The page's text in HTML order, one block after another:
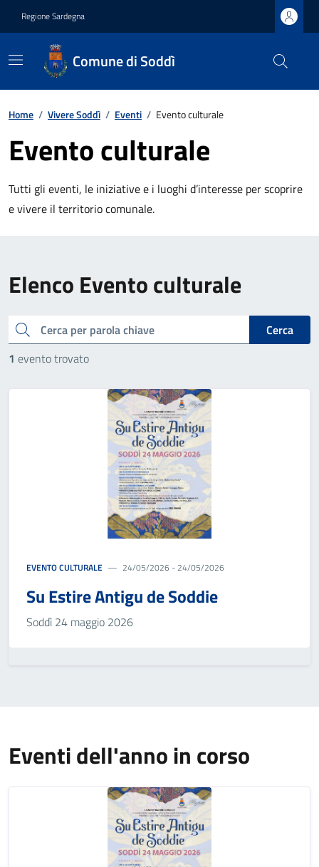
Regione Sardegna
Comune di Soddì
Home / Vivere Soddì / Eventi / Evento culturale
Evento culturale
Tutti gli eventi, le iniziative e i luoghi d’interesse per scoprire
e vivere il territorio comunale.
Elenco Evento culturale
cerca
Cerca
1 evento trovato
EVENTO CULTURALE 24/05/2026 - 24/05/2026
Su Estire Antigu de Soddie
Soddì 24 maggio 2026
Eventi dell'anno in corso